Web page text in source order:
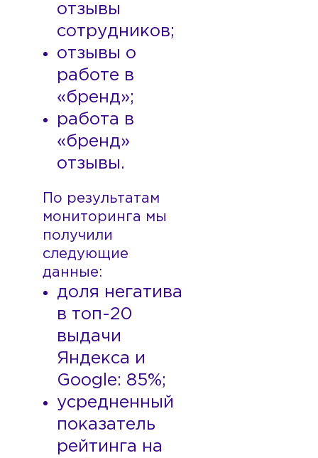
отзывы
сотрудников;
отзывы о
работе в
«бренд»;
работа в
«бренд»
отзывы.
По результатам
мониторинга мы
получили
следующие
данные:
доля негатива
в топ-20
выдачи
Яндекса и
Google: 85%;
усредненный
показатель
рейтинга на